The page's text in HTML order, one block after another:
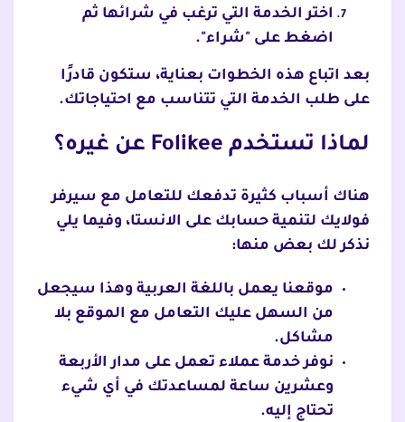
اختر الخدمة التي ترغب في شرائها ثم
اضغط على "شراء".
بعد اتباع هذه الخطوات بعناية، ستكون قادرًا
على طلب الخدمة التي تتناسب مع احتياجاتك.
لماذا تستخدم Folikee عن غيره؟
هناك أسباب كثيرة تدفعك للتعامل مع سيرفر
فولايك لتنمية حسابك على الانستا، وفيما يلي
نذكر لك بعض منها:
موقعنا يعمل باللغة العربية وهذا سيجعل
من السهل عليك التعامل مع الموقع بلا
مشاكل.
نوفر خدمة عملاء تعمل على مدار الأربعة
وعشرين ساعة لمساعدتك في أي شيء
تحتاج إليه.